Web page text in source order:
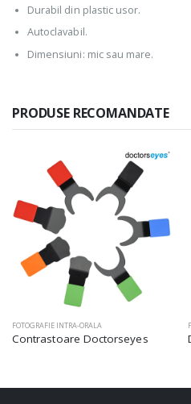
Durabil din plastic usor.
Autoclavabil.
Dimensiuni: mic sau mare.
PRODUSE RECOMANDATE
FOTOGRAFIE INTRA-ORALA
Contrastoare Doctorseyes